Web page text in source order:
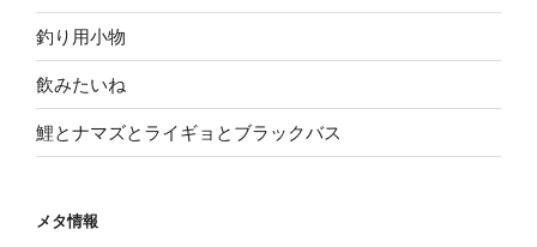
釣り用小物
飲みたいね
鯉とナマズとライギョとブラックバス
メタ情報